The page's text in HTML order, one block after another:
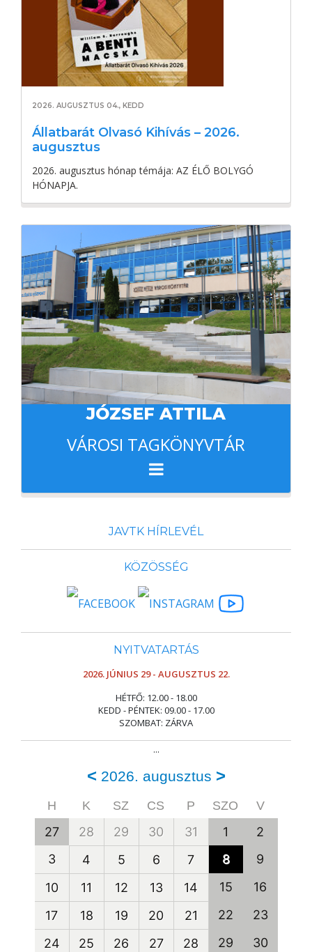
2026. AUGUSZTUS 04., KEDD
Állatbarát Olvasó Kihívás – 2026.
augusztus
2026. augusztus hónap témája: AZ ÉLŐ BOLYGÓ
HÓNAPJA.
JÓZSEF ATTILA
VÁROSI TAGKÖNYVTÁR
JAVTK HÍRLEVÉL
KÖZÖSSÉG
NYITVATARTÁS
2026. JÚNIUS 29 - AUGUSZTUS 22.
HÉTFŐ: 12.00 - 18.00
KEDD - PÉNTEK: 09.00 - 17.00
SZOMBAT: ZÁRVA
...
< 2026. augusztus >
H K SZ CS P SZO V
27 28 29 30 31 1
2
3
4 5 6 7 8
9
10
11 12 13 14 15
16
17
18 19 20 21 22
23
24
25 26 27 28 29
30